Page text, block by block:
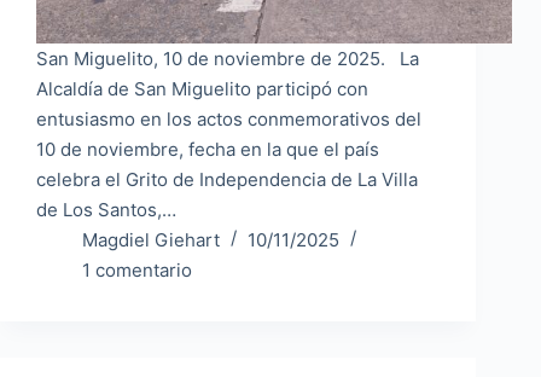
San Miguelito, 10 de noviembre de 2025. La
Alcaldía de San Miguelito participó con
entusiasmo en los actos conmemorativos del
10 de noviembre, fecha en la que el país
celebra el Grito de Independencia de La Villa
de Los Santos,…
Magdiel Giehart
10/11/2025
1 comentario